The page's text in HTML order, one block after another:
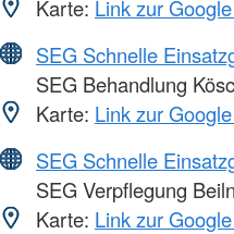
Karte: Link zur
SEG Schnelle
SEG Behandlung
Karte: Link zur
SEG Schnelle
SEG Verpflegung
Karte: Link zur